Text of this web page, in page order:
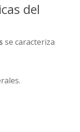
del
se caracteriza